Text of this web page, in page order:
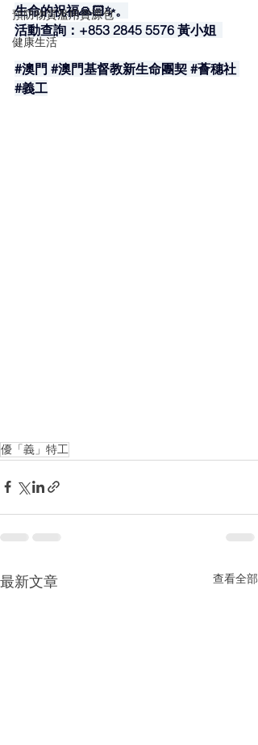
預防物質濫用資源包
健康生活
生命的祝福🙏🏻✨。
活動查詢：+853 2845 5576 黃小姐 ​
#澳門 #澳門基督教新生命團契 #薈穗社
#義工
優「義」特工
最新文章 查看全部